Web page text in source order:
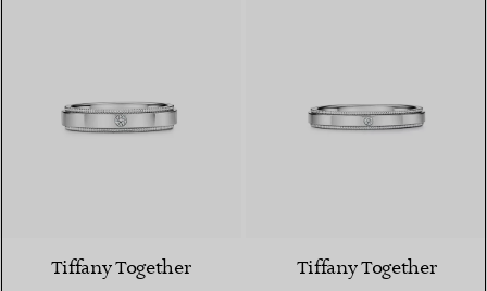
Tiffany Together Tiffany Together